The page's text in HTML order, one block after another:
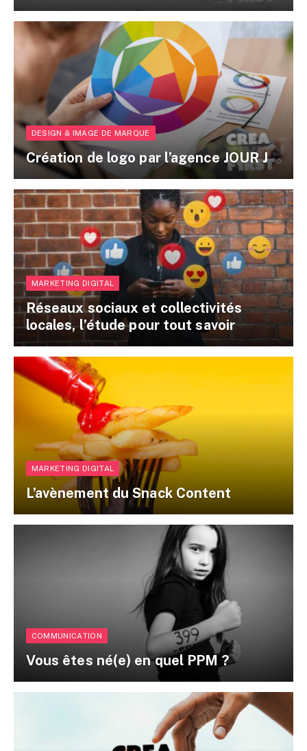
DESIGN & IMAGE DE MARQUE
Création de logo par l’agence JOUR J
MARKETING DIGITAL
Réseaux sociaux et collectivités
locales, l’étude pour tout savoir
MARKETING DIGITAL
L’avènement du Snack Content
COMMUNICATION
Vous êtes né(e) en quel PPM ?